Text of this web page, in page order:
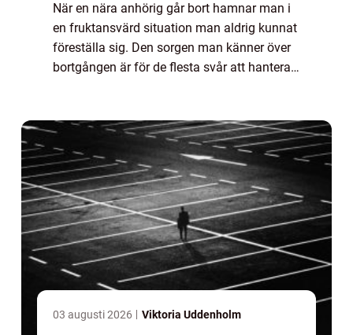
När en nära anhörig går bort hamnar man i
en fruktansvärd situation man aldrig kunnat
föreställa sig. Den sorgen man känner över
bortgången är för de flesta svår att hantera,
03 augusti 2026 Viktoria Uddenholm